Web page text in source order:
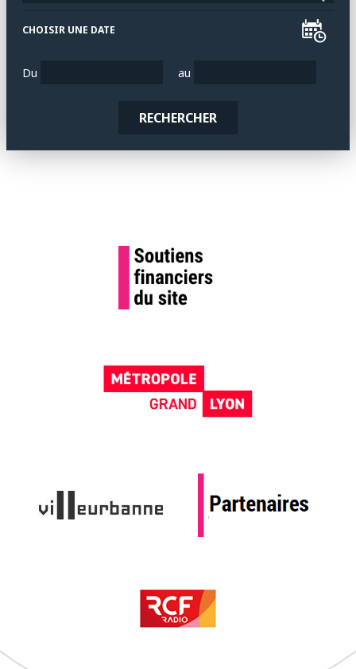
CHOISIR UNE DATE
Du au
RECHERCHER